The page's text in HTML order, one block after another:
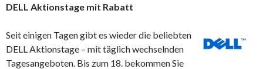
DELL Aktionstage mit Rabatt
Seit einigen Tagen gibt es wieder die beliebten
DELL Aktionstage – mit täglich wechselnden
Tagesangeboten. Bis zum 18. bekommen Sie